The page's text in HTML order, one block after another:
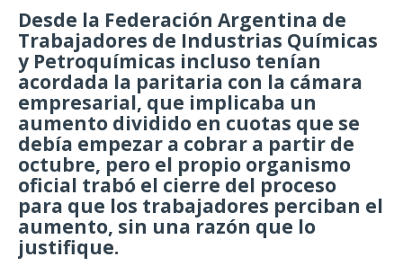
Desde la Federación Argentina de
Trabajadores de Industrias Químicas
y Petroquímicas incluso tenían
acordada la paritaria con la cámara
empresarial, que implicaba un
aumento dividido en cuotas que se
debía empezar a cobrar a partir de
octubre, pero el propio organismo
oficial trabó el cierre del proceso
para que los trabajadores perciban el
aumento, sin una razón que lo
justifique.